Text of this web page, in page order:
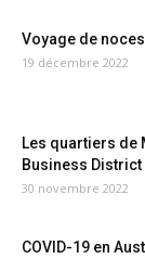
Voyage de
19 décembre 2022
Les quartiers de
Business District
30 novembre 2022
COVID-19 en